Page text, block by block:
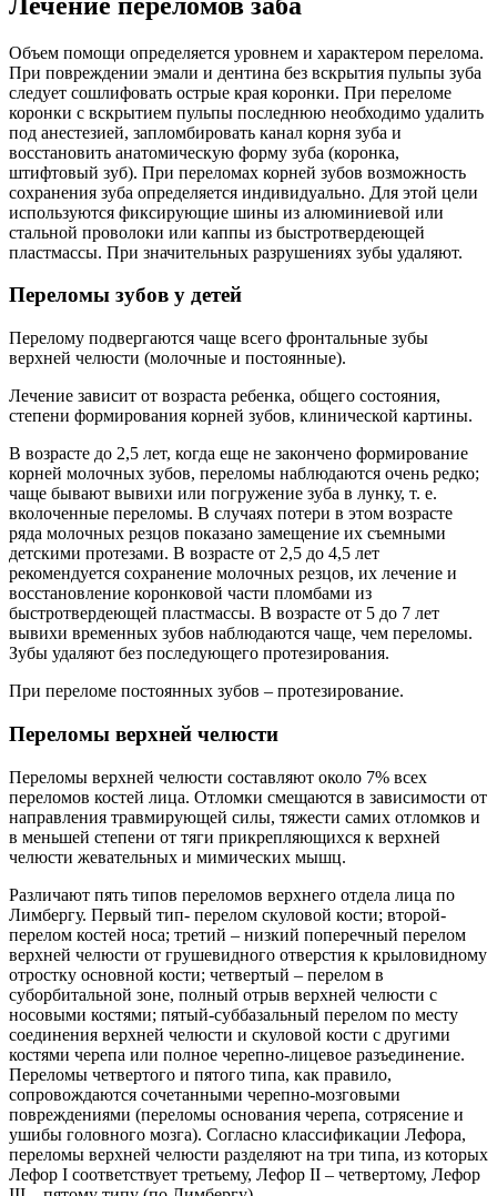
Объем помощи определяется уровнем и характером перелома.
При повреждении эмали и дентина без вскрытия пульпы зуба
следует сошлифовать острые края коронки. При переломе
коронки с вскрытием пульпы последнюю необходимо удалить
под анестезией, запломбировать канал корня зуба и
восстановить анатомическую форму зуба (коронка,
штифтовый зуб). При переломах корней зубов возможность
сохранения зуба определяется индивидуально. Для этой цели
используются фиксирующие шины из алюминиевой или
стальной проволоки или каппы из быстротвердеющей
пластмассы. При значительных разрушениях зубы удаляют.
Переломы зубов у детей
Перелому подвергаются чаще всего фронтальные зубы
верхней челюсти (молочные и постоянные).
Лечение зависит от возраста ребенка, общего состояния,
степени формирования корней зубов, клинической картины.
В возрасте до 2,5 лет, когда еще не закончено формирование
корней молочных зубов, переломы наблюдаются очень редко;
чаще бывают вывихи или погружение зуба в лунку, т. е.
вколоченные переломы. В случаях потери в этом возрасте
ряда молочных резцов показано замещение их съемными
детскими протезами. В возрасте от 2,5 до 4,5 лет
рекомендуется сохранение молочных резцов, их лечение и
восстановление коронковой части пломбами из
быстротвердеющей пластмассы. В возрасте от 5 до 7 лет
вывихи временных зубов наблюдаются чаще, чем переломы.
Зубы удаляют без последующего протезирования.
При переломе постоянных зубов – протезирование.
Переломы верхней челюсти
Переломы верхней челюсти составляют около 7% всех
переломов костей лица. Отломки смещаются в зависимости от
направления травмирующей силы, тяжести самих отломков и
в меньшей степени от тяги прикрепляющихся к верхней
челюсти жевательных и мимических мышц.
Различают пять типов переломов верхнего отдела лица по
Лимбергу. Первый тип- перелом скуловой кости; второй-
перелом костей носа; третий – низкий поперечный перелом
верхней челюсти от грушевидного отверстия к крыловидному
отростку основной кости; четвертый – перелом в
суборбитальной зоне, полный отрыв верхней челюсти с
носовыми костями; пятый-суббазальный перелом по месту
соединения верхней челюсти и скуловой кости с другими
костями черепа или полное черепно-лицевое разъединение.
Переломы четвертого и пятого типа, как правило,
сопровождаются сочетанными черепно-мозговыми
повреждениями (переломы основания черепа, сотрясение и
ушибы головного мозга). Согласно классификации Лефора,
переломы верхней челюсти разделяют на три типа, из которых
Лефор I соответствует третьему, Лефор II – четвертому, Лефор